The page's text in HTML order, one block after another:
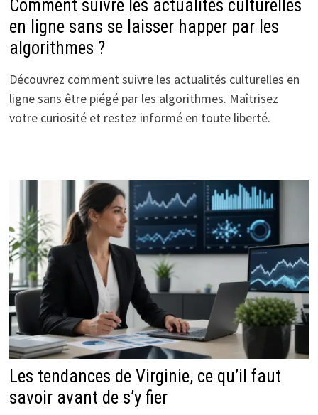
Comment suivre les actualités culturelles
en ligne sans se laisser happer par les
algorithmes ?
Découvrez comment suivre les actualités culturelles en
ligne sans être piégé par les algorithmes. Maîtrisez
votre curiosité et restez informé en toute liberté.
Les tendances de Virginie, ce qu’il faut
savoir avant de s’y fier